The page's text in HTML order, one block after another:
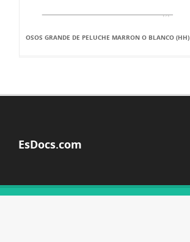
OSOS GRANDE DE PELUCHE MARRON O BLANCO (HH)
EsDocs.com